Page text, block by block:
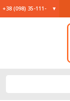
+38 (098) 35-111-